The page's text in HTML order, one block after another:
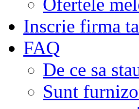
Inscrie firma ta
FAQ
De ce sa
Sunt